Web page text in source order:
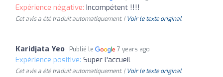
Expérience négative: Incompétent !!!!
Cet avis a été traduit automatiquement. | Voir le texte original
Karidjata Yeo Publié le 7 years ago
Expérience positive: Super l'accueil
Cet avis a été traduit automatiquement. | Voir le texte original